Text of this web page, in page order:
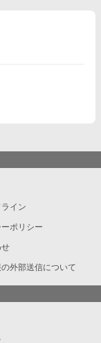
すような大恋愛があっ
して初夜。
主人公の元に、二人
。 主人公は果
…！？ 小説家に
イン
ポリシー
せ
外部送信について